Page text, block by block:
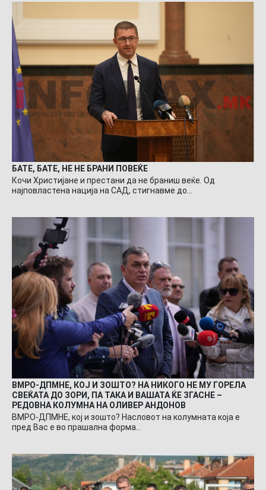
БАТЕ, БАТЕ, НЕ НЕ БРАНИ ПОВЕЌЕ
Кочи Христијане и престани да не браниш веќе. Од
најповластена нација на САД, стигнавме до…
ВМРО-ДПМНЕ, КОЈ И ЗОШТО? НА НИКОГО НЕ МУ ГОРЕЛА
СВЕЌАТА ДО ЗОРИ, ПА ТАКА И ВАШАТА ЌЕ ЗГАСНЕ –
РЕДОВНА КОЛУМНА НА ОЛИВЕР АНДОНОВ
ВМРО-ДПМНЕ, кој и зошто? Насловот на колумната која е
пред Вас е во прашална форма…